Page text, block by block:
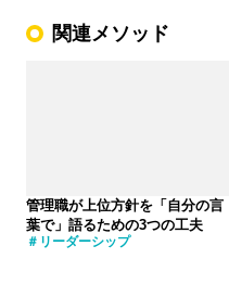
関連メソッド
管理職が上位方針を「自分の言
葉で」語るための3つの工夫
リーダーシップ